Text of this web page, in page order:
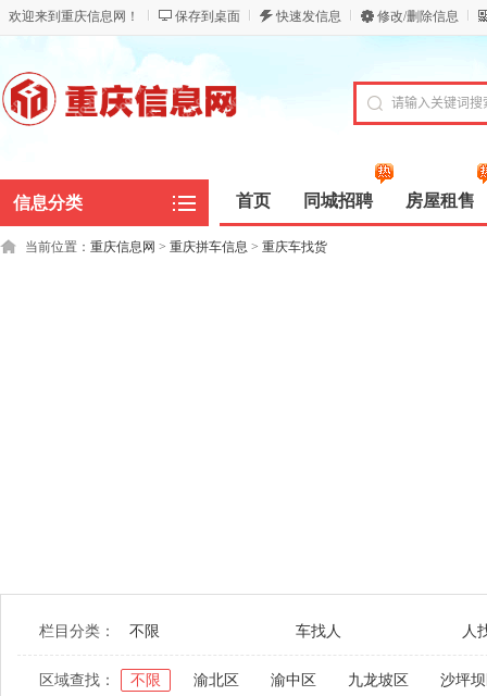
欢迎来到重庆信息网！ 保存到桌面 快速发信息 修改/删除信息
信息分类 首页 同城招聘 房屋租售
当前位置： 重庆信息网 > 重庆拼车信息 > 重庆车找货
栏目分类： 不限 车找人 人
区域查找： 不限 渝北区 渝中区 九龙坡区 沙坪